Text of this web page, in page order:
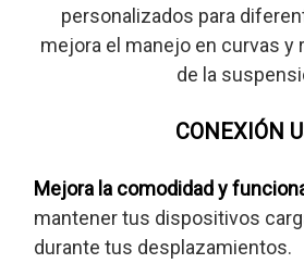
personalizados para
mejora el manejo en curvas y
de la
CONEXIÓN
Mejora la comodidad y
mantener tus dispositivos
durante tus desplazamientos.